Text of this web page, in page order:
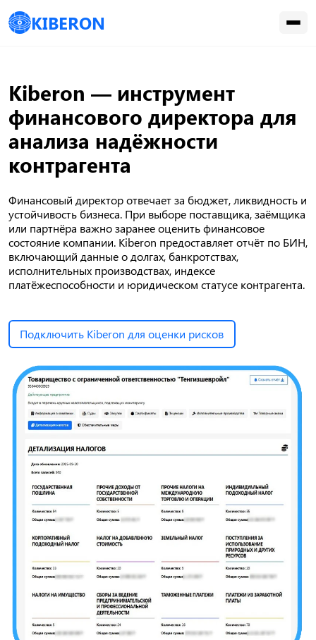
KIBERON
Kiberon — инструмент
финансового директора для
анализа надёжности
контрагента
Финансовый директор отвечает за бюджет, ликвидность и
устойчивость бизнеса. При выборе поставщика, заёмщика
или партнёра важно заранее оценить финансовое
состояние компании. Kiberon предоставляет отчёт по БИН,
включающий данные о долгах, банкротствах,
исполнительных производствах, индексе
платёжеспособности и юридическом статусе контрагента.
Подключить Kiberon для оценки рисков